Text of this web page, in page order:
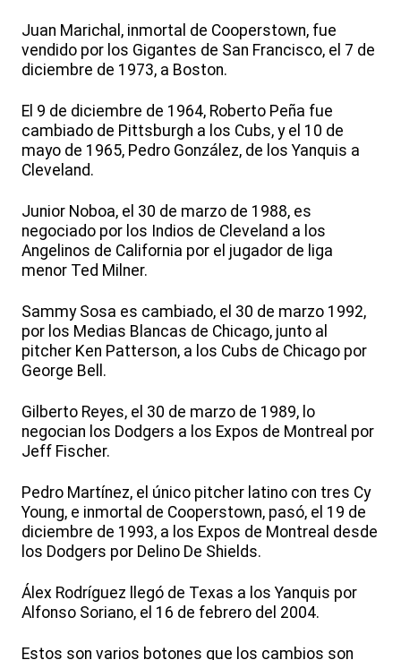
Juan Marichal, inmortal de Cooperstown, fue
vendido por los Gigantes de San Francisco, el 7 de
diciembre de 1973, a Boston.
El 9 de diciembre de 1964, Roberto Peña fue
cambiado de Pittsburgh a los Cubs, y el 10 de
mayo de 1965, Pedro González, de los Yanquis a
Cleveland.
Junior Noboa, el 30 de marzo de 1988, es
negociado por los Indios de Cleveland a los
Angelinos de California por el jugador de liga
menor Ted Milner.
Sammy Sosa es cambiado, el 30 de marzo 1992,
por los Medias Blancas de Chicago, junto al
pitcher Ken Patterson, a los Cubs de Chicago por
George Bell.
Gilberto Reyes, el 30 de marzo de 1989, lo
negocian los Dodgers a los Expos de Montreal por
Jeff Fischer.
Pedro Martínez, el único pitcher latino con tres Cy
Young, e inmortal de Cooperstown, pasó, el 19 de
diciembre de 1993, a los Expos de Montreal desde
los Dodgers por Delino De Shields.
Álex Rodríguez llegó de Texas a los Yanquis por
Alfonso Soriano, el 16 de febrero del 2004.
Estos son varios botones que los cambios son